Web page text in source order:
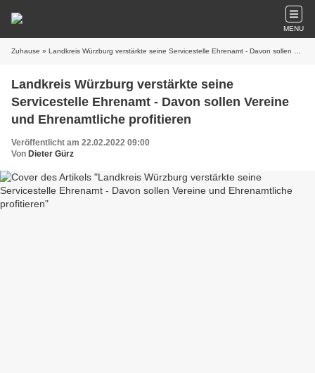
MENU
Zuhause » Landkreis Würzburg verstärkte seine Servicestelle Ehrenamt - Davon sollen Vereine und Ehrenamtliche profitieren
Landkreis Würzburg verstärkte seine
Servicestelle Ehrenamt - Davon sollen Vereine
und Ehrenamtliche profitieren
Veröffentlicht am 22.02.2022 09:00
Von Dieter Gürz